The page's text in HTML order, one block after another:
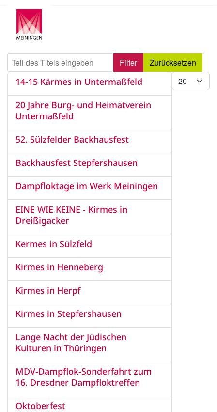
Teil des Titels eingeben Filter Zurücksetzen
Anzeige #
14-15 Kärmes in Untermaßfeld
20 Jahre Burg- und Heimatverein
Untermaßfeld
52. Sülzfelder Backhausfest
Backhausfest Stepfershausen
Dampfloktage im Werk Meiningen
EINE WIE KEINE - Kirmes in
Dreißigacker
Kermes in Sülzfeld
Kirmes in Henneberg
Kirmes in Herpf
Kirmes in Stepfershausen
Lange Nacht der Jüdischen
Kulturen in Thüringen
MDV-Dampflok-Sonderfahrt zum
16. Dresdner Dampfloktreffen
Oktoberfest